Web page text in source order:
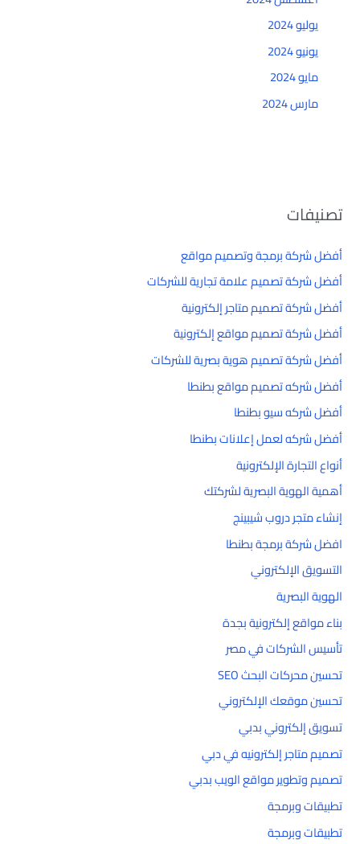
يوليو 2024
يونيو 2024
مايو 2024
مارس 2024
تصنيفات
أفضل شركة برمجة وتصميم مواقع
أفضل شركة تصميم علامة تجارية للشركات
أفضل شركة تصميم متاجر إلكترونية
أفضل شركة تصميم مواقع إلكترونية
أفضل شركة تصميم هوية بصرية للشركات
أفضل شركه تصميم مواقع بطنطا
أفضل شركه سيو بطنطا
أفضل شركه لعمل إعلانات بطنطا
أنواع التجارة الإلكترونية
أهمية الهوية البصرية لشركتك
إنشاء متجر دروب شيبينج
افضل شركة برمجة بطنطا
التسويق الإلكتروني
الهوية البصرية
بناء مواقع إلكترونية بجدة
تأسيس الشركات في مصر
تحسين محركات البحث SEO
تحسين موقعك الإلكتروني
تسويق إلكتروني بدبي
تصميم متاجر إلكترونيه في دبي
تصميم وتطوير مواقع الويب بدبي
تطبيقات وبرمجة
تطبيقات وبرمجة